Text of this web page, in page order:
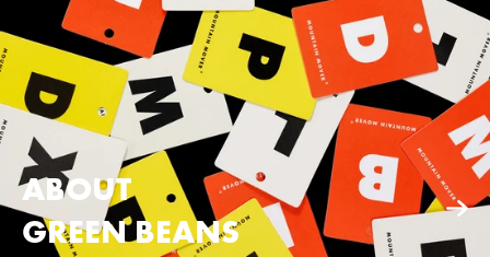
ABOUT
GREEN BEANS